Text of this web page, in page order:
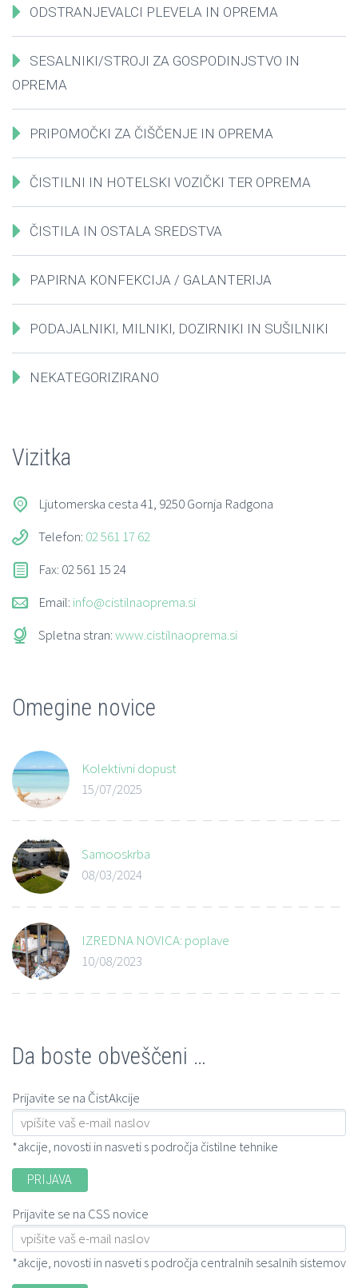
ODSTRANJEVALCI PLEVELA IN OPREMA
SESALNIKI/STROJI ZA GOSPODINJSTVO IN
OPREMA
PRIPOMOČKI ZA ČIŠČENJE IN OPREMA
ČISTILNI IN HOTELSKI VOZIČKI TER OPREMA
ČISTILA IN OSTALA SREDSTVA
PAPIRNA KONFEKCIJA / GALANTERIJA
PODAJALNIKI, MILNIKI, DOZIRNIKI IN SUŠILNIKI
NEKATEGORIZIRANO
Vizitka
Ljutomerska cesta 41, 9250 Gornja Radgona
Telefon: 02 561 17 62
Fax: 02 561 15 24
Email: info@cistilnaoprema.si
Spletna stran:www.cistilnaoprema.si
Omegine novice
Kolektivni dopust
15/07/2025
Samooskrba
08/03/2024
IZREDNA NOVICA: poplave
10/08/2023
Da boste obveščeni …
Prijavite se na ČistAkcije
*akcije, novosti in nasveti s področja čistilne tehnike
Prijavite se na CSS novice
*akcije, novosti in nasveti s področja centralnih sesalnih sistemov